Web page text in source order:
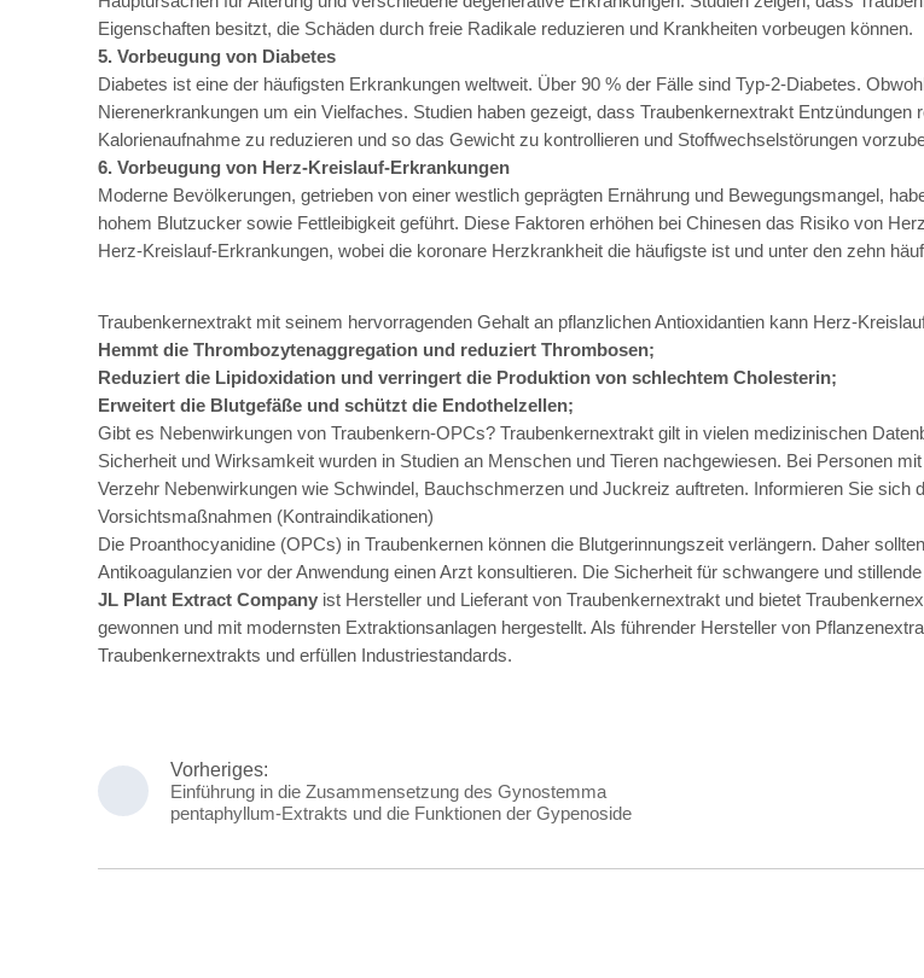
Eigenschaften besitzt, die Schäden durch freie Radikale reduzieren und Krankheiten vorbeugen können.
5. Vorbeugung von Diabetes
Diabetes ist eine der häufigsten Erkrankungen weltweit. Über 90 % der Fälle sind Typ-2-Diabetes.
Nierenerkrankungen um ein Vielfaches. Studien haben gezeigt, dass Traubenkernextrakt
Kalorienaufnahme zu reduzieren und so das Gewicht zu kontrollieren und Stoffwechselstörungen
6. Vorbeugung von Herz-Kreislauf-Erkrankungen
Moderne Bevölkerungen, getrieben von einer westlich geprägten Ernährung und Bewegungsmangel,
hohem Blutzucker sowie Fettleibigkeit geführt. Diese Faktoren erhöhen bei Chinesen das Risiko von
Herz-Kreislauf-Erkrankungen, wobei die koronare Herzkrankheit die häufigste ist und unter den zehn
Traubenkernextrakt mit seinem hervorragenden Gehalt an pflanzlichen Antioxidantien kann Herz-
Hemmt die Thrombozytenaggregation und reduziert Thrombosen;
Reduziert die Lipidoxidation und verringert die Produktion von schlechtem Cholesterin;
Erweitert die Blutgefäße und schützt die Endothelzellen;
Gibt es Nebenwirkungen von Traubenkern-OPCs? Traubenkernextrakt gilt in vielen medizinischen
Sicherheit und Wirksamkeit wurden in Studien an Menschen und Tieren nachgewiesen. Bei Personen
Verzehr Nebenwirkungen wie Schwindel, Bauchschmerzen und Juckreiz auftreten. Informieren Sie sich
Vorsichtsmaßnahmen (Kontraindikationen)
Die Proanthocyanidine (OPCs) in Traubenkernen können die Blutgerinnungszeit verlängern. Daher
Antikoagulanzien vor der Anwendung einen Arzt konsultieren. Die Sicherheit für schwangere und
JL Plant Extract Companyist Hersteller und Lieferant von Traubenkernextrakt und bietet
gewonnen und mit modernsten Extraktionsanlagen hergestellt. Als führender Hersteller von
Traubenkernextrakts und erfüllen Industriestandards.
Vorheriges:
Einführung in die Zusammensetzung des Gynostemma
pentaphyllum-Extrakts und die Funktionen der Gypenoside